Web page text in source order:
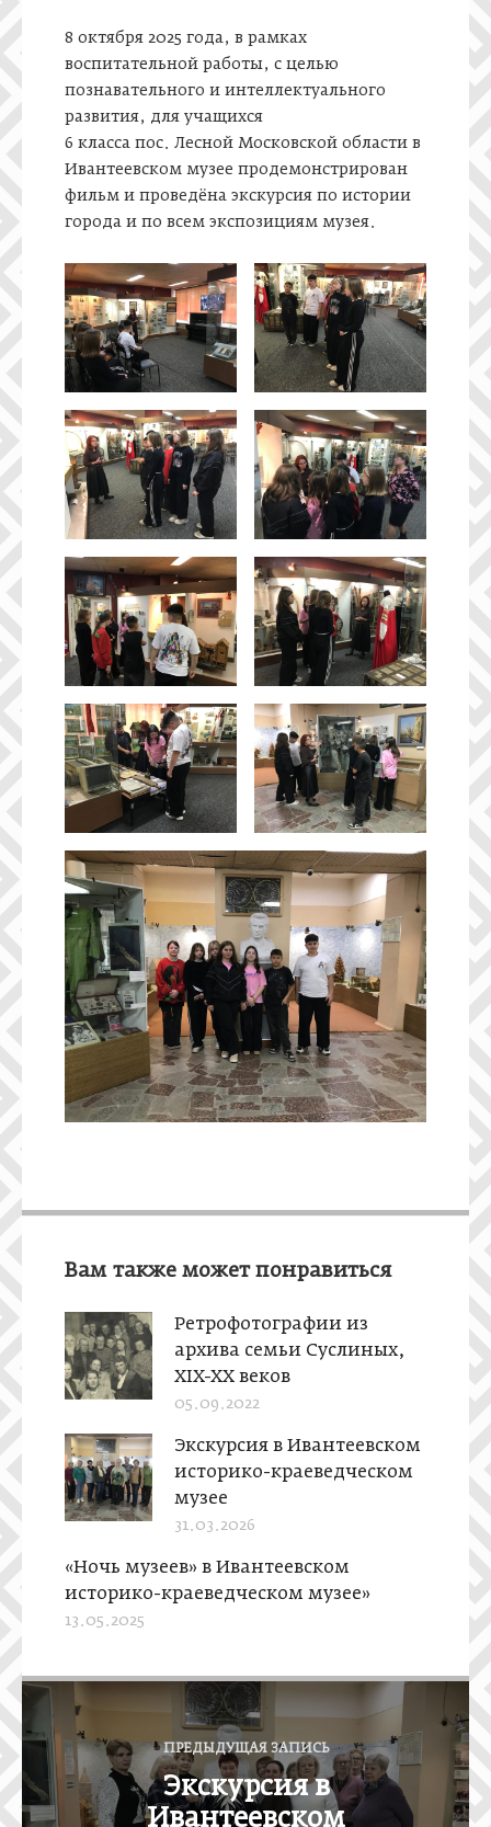
8 октября 2025 года, в рамках
воспитательной работы, с целью
познавательного и интеллектуального
развития, для учащихся
6 класса пос. Лесной Московской области в
Ивантеевском музее продемонстрирован
фильм и проведёна экскурсия по истории
города и по всем экспозициям музея.
Вам также может понравиться
Ретрофотографии из
архива семьи Суслиных,
XIX-XX веков
05.09.2022
Экскурсия в Ивантеевском
историко-краеведческом
музее
31.03.2026
«Ночь музеев» в Ивантеевском
историко-краеведческом музее»
13.05.2025
Н
а
в
и
ПРЕДЫДУЩАЯ ЗАПИСЬ
Экскурсия в
Ивантеевском